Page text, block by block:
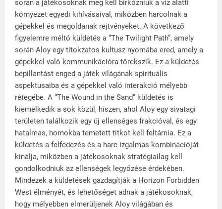
során a játékosoknak meg kell birkózniuk a víz alatti
környezet egyedi kihívásaival, miközben harcolnak a
gépekkel és megoldanak rejtvényeket. A következő
figyelemre méltó küldetés a “The Twilight Path”, amely
során Aloy egy titokzatos kultusz nyomába ered, amely a
gépekkel való kommunikációra törekszik. Ez a küldetés
bepillantást enged a játék világának spirituális
aspektusaiba és a gépekkel való interakció mélyebb
rétegébe. A “The Wound in the Sand” küldetés is
kiemelkedik a sok közül, hiszen, ahol Aloy egy sivatagi
területen találkozik egy új ellenséges frakcióval, és egy
hatalmas, homokba temetett titkot kell feltárnia. Ez a
küldetés a felfedezés és a harc izgalmas kombinációját
kínálja, miközben a játékosoknak stratégiailag kell
gondolkodniuk az ellenségek legyőzése érdekében.
Mindezek a küldetések gazdagítják a Horizon Forbidden
West élményét, és lehetőséget adnak a játékosoknak,
hogy mélyebben elmerüljenek Aloy világában és